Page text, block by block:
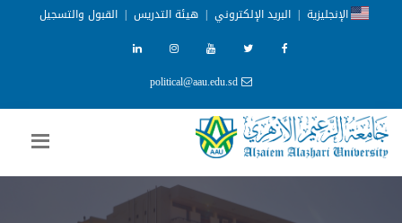
الإنجليزية | البريد الإلكتروني | هيئة التدريس | القبول والتسجيل
political@aau.edu.sd